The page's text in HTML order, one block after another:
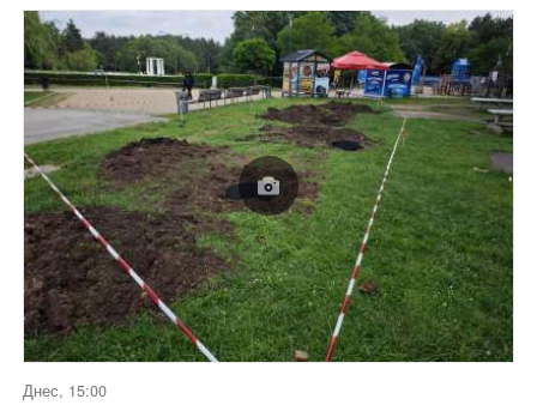
Днес, 15:00